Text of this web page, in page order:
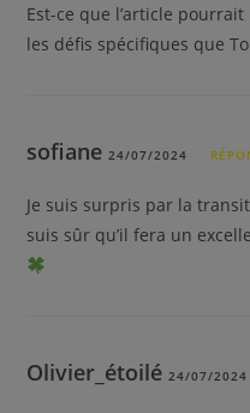
Est-ce que l’article
les défis spécifiques que
sofiane24/07/2024
Je suis surpris par la
suis sûr qu’il fera un
Olivier_étoilé24/07/2024